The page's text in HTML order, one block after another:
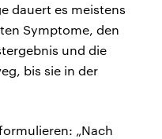
dauert es meistens
Symptome, den
und die
bis sie in der
„Nach